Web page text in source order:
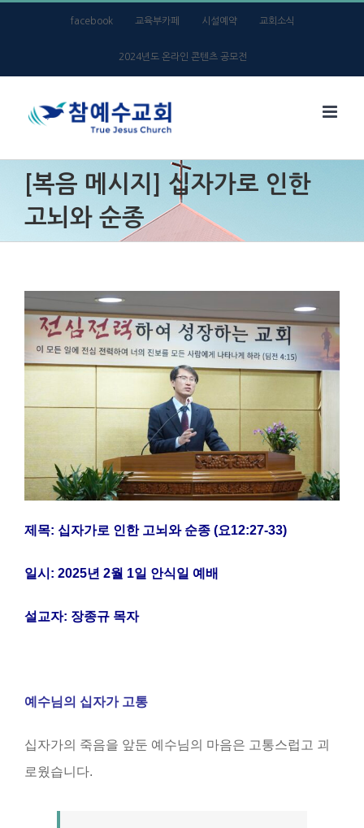
facebook 교육부카페 시설예약 교회소식
2024년도 온라인 콘텐츠 공모전
[복음 메시지] 십자가로 인한
고뇌와 순종
제목: 십자가로 인한 고뇌와 순종 (요12:27-33)
일시: 2025년 2월 1일 안식일 예배
설교자: 장종규 목자
예수님의 십자가 고통
십자가의 죽음을 앞둔 예수님의 마음은 고통스럽고 괴
로웠습니다.